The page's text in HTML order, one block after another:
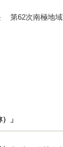
第62次南極地
」